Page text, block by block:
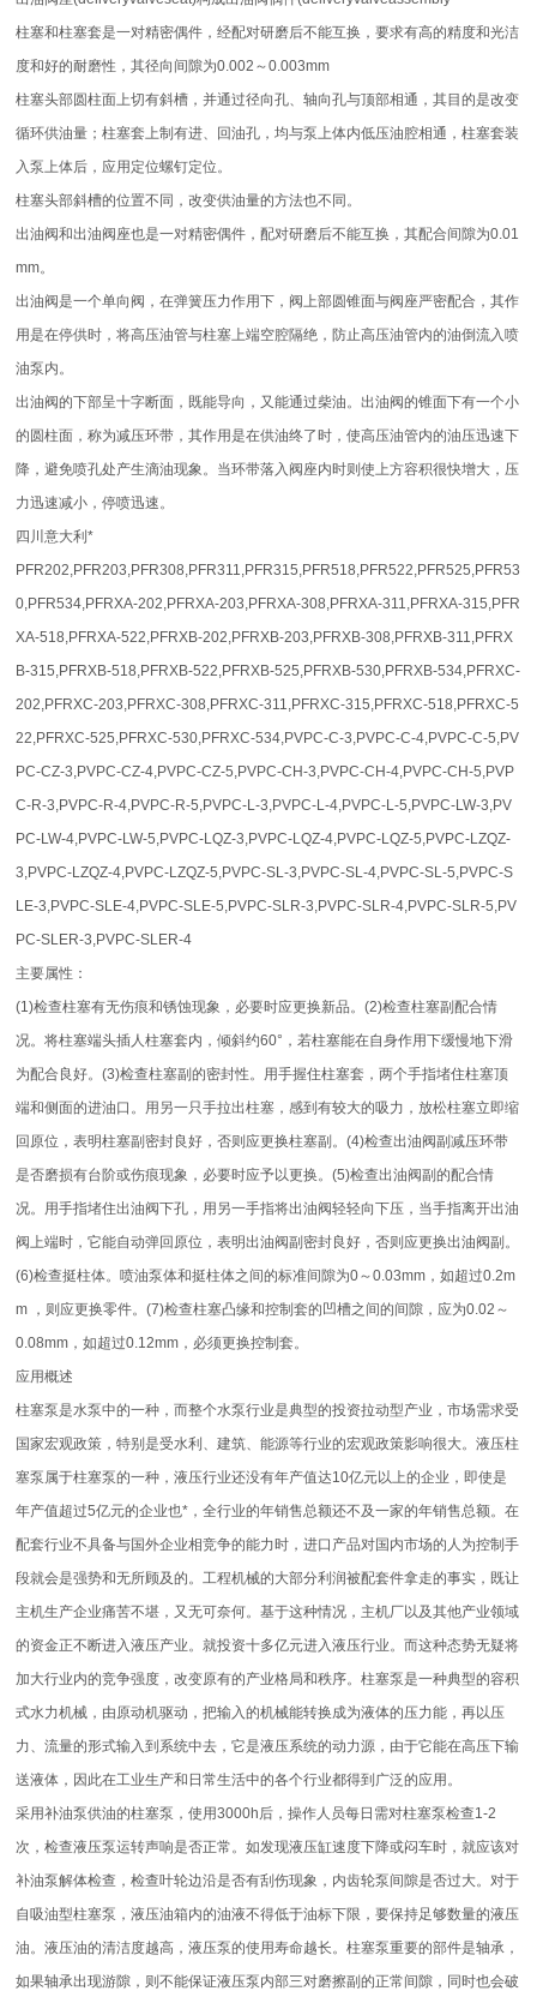
柱塞和柱塞套是一对精密偶件，经配对研磨后不能互换，要求有高的精度和光洁
度和好的耐磨性，其径向间隙为0.002～0.003mm
柱塞头部圆柱面上切有斜槽，并通过径向孔、轴向孔与顶部相通，其目的是改变
循环供油量；柱塞套上制有进、回油孔，均与泵上体内低压油腔相通，柱塞套装
入泵上体后，应用定位螺钉定位。
柱塞头部斜槽的位置不同，改变供油量的方法也不同。
出油阀和出油阀座也是一对精密偶件，配对研磨后不能互换，其配合间隙为0.01
mm。
出油阀是一个单向阀，在弹簧压力作用下，阀上部圆锥面与阀座严密配合，其作
用是在停供时，将高压油管与柱塞上端空腔隔绝，防止高压油管内的油倒流入喷
油泵内。
出油阀的下部呈十字断面，既能导向，又能通过柴油。出油阀的锥面下有一个小
的圆柱面，称为减压环带，其作用是在供油终了时，使高压油管内的油压迅速下
降，避免喷孔处产生滴油现象。当环带落入阀座内时则使上方容积很快增大，压
力迅速减小，停喷迅速。
四川意大利*
PFR202,PFR203,PFR308,PFR311,PFR315,PFR518,PFR522,PFR525,PFR53
0,PFR534,PFRXA-202,PFRXA-203,PFRXA-308,PFRXA-311,PFRXA-315,PFR
XA-518,PFRXA-522,PFRXB-202,PFRXB-203,PFRXB-308,PFRXB-311,PFRX
B-315,PFRXB-518,PFRXB-522,PFRXB-525,PFRXB-530,PFRXB-534,PFRXC-
202,PFRXC-203,PFRXC-308,PFRXC-311,PFRXC-315,PFRXC-518,PFRXC-5
22,PFRXC-525,PFRXC-530,PFRXC-534,PVPC-C-3,PVPC-C-4,PVPC-C-5,PV
PC-CZ-3,PVPC-CZ-4,PVPC-CZ-5,PVPC-CH-3,PVPC-CH-4,PVPC-CH-5,PVP
C-R-3,PVPC-R-4,PVPC-R-5,PVPC-L-3,PVPC-L-4,PVPC-L-5,PVPC-LW-3,PV
PC-LW-4,PVPC-LW-5,PVPC-LQZ-3,PVPC-LQZ-4,PVPC-LQZ-5,PVPC-LZQZ-
3,PVPC-LZQZ-4,PVPC-LZQZ-5,PVPC-SL-3,PVPC-SL-4,PVPC-SL-5,PVPC-S
LE-3,PVPC-SLE-4,PVPC-SLE-5,PVPC-SLR-3,PVPC-SLR-4,PVPC-SLR-5,PV
PC-SLER-3,PVPC-SLER-4
主要属性：
(1)检查柱塞有无伤痕和锈蚀现象，必要时应更换新品。(2)检查柱塞副配合情
况。将柱塞端头插人柱塞套内，倾斜约60°，若柱塞能在自身作用下缓慢地下滑
为配合良好。(3)检查柱塞副的密封性。用手握住柱塞套，两个手指堵住柱塞顶
端和侧面的进油口。用另一只手拉出柱塞，感到有较大的吸力，放松柱塞立即缩
回原位，表明柱塞副密封良好，否则应更换柱塞副。(4)检查出油阀副减压环带
是否磨损有台阶或伤痕现象，必要时应予以更换。(5)检查出油阀副的配合情
况。用手指堵住出油阀下孔，用另一手指将出油阀轻轻向下压，当手指离开出油
阀上端时，它能自动弹回原位，表明出油阀副密封良好，否则应更换出油阀副。
(6)检查挺柱体。喷油泵体和挺柱体之间的标准间隙为0～0.03mm，如超过0.2m
m ，则应更换零件。(7)检查柱塞凸缘和控制套的凹槽之间的间隙，应为0.02～
0.08mm，如超过0.12mm，必须更换控制套。
应用概述
柱塞泵是水泵中的一种，而整个水泵行业是典型的投资拉动型产业，市场需求受
国家宏观政策，特别是受水利、建筑、能源等行业的宏观政策影响很大。液压柱
塞泵属于柱塞泵的一种，液压行业还没有年产值达10亿元以上的企业，即使是
年产值超过5亿元的企业也*，全行业的年销售总额还不及一家的年销售总额。在
配套行业不具备与国外企业相竞争的能力时，进口产品对国内市场的人为控制手
段就会是强势和无所顾及的。工程机械的大部分利润被配套件拿走的事实，既让
主机生产企业痛苦不堪，又无可奈何。基于这种情况，主机厂以及其他产业领域
的资金正不断进入液压产业。就投资十多亿元进入液压行业。而这种态势无疑将
加大行业内的竞争强度，改变原有的产业格局和秩序。柱塞泵是一种典型的容积
式水力机械，由原动机驱动，把输入的机械能转换成为液体的压力能，再以压
力、流量的形式输入到系统中去，它是液压系统的动力源，由于它能在高压下输
送液体，因此在工业生产和日常生活中的各个行业都得到广泛的应用。
采用补油泵供油的柱塞泵，使用3000h后，操作人员每日需对柱塞泵检查1-2
次，检查液压泵运转声响是否正常。如发现液压缸速度下降或闷车时，就应该对
补油泵解体检查，检查叶轮边沿是否有刮伤现象，内齿轮泵间隙是否过大。对于
自吸油型柱塞泵，液压油箱内的油液不得低于油标下限，要保持足够数量的液压
油。液压油的清洁度越高，液压泵的使用寿命越长。柱塞泵重要的部件是轴承，
如果轴承出现游隙，则不能保证液压泵内部三对磨擦副的正常间隙，同时也会破